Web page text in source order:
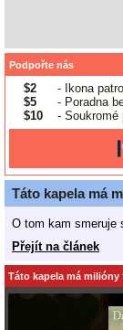
Podpořte nás
$2
- Ikona
$5
- Poradna
$10
- Soukromé
Táto kapela má
O tom kam smeruje
Přejít na článek
Táto kapela má